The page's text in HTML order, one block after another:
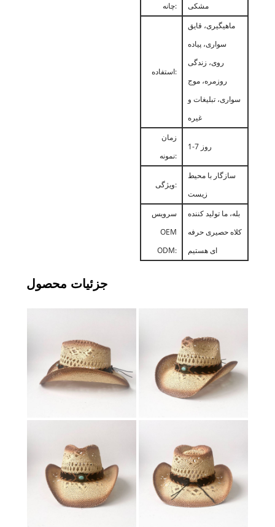
چانه:
مشکی
استفاده:
ماهیگیری، قایق
سواری، پیاده
روی، زندگی
روزمره، موج
سواری، تبلیغات و
غیره
زمان
نمونه:
1-7 روز
ویژگی:
سازگار با محیط
زیست
سرویس
OEM
ODM:
بله، ما تولید کننده
کلاه حصیری حرفه
ای هستیم
جزئیات محصول